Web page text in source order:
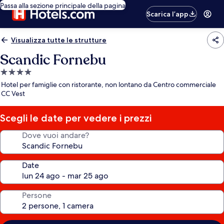
Passa alla sezione principale della pagina
Scarica l’app
Visualizza tutte le strutture
Scandic Fornebu
Struttura
a
4.0
stelle
Hotel per famiglie con ristorante, non lontano da Centro commerciale
CC Vest
Scegli le date per vedere i prezzi
Dove vuoi andare?
Date
Persone